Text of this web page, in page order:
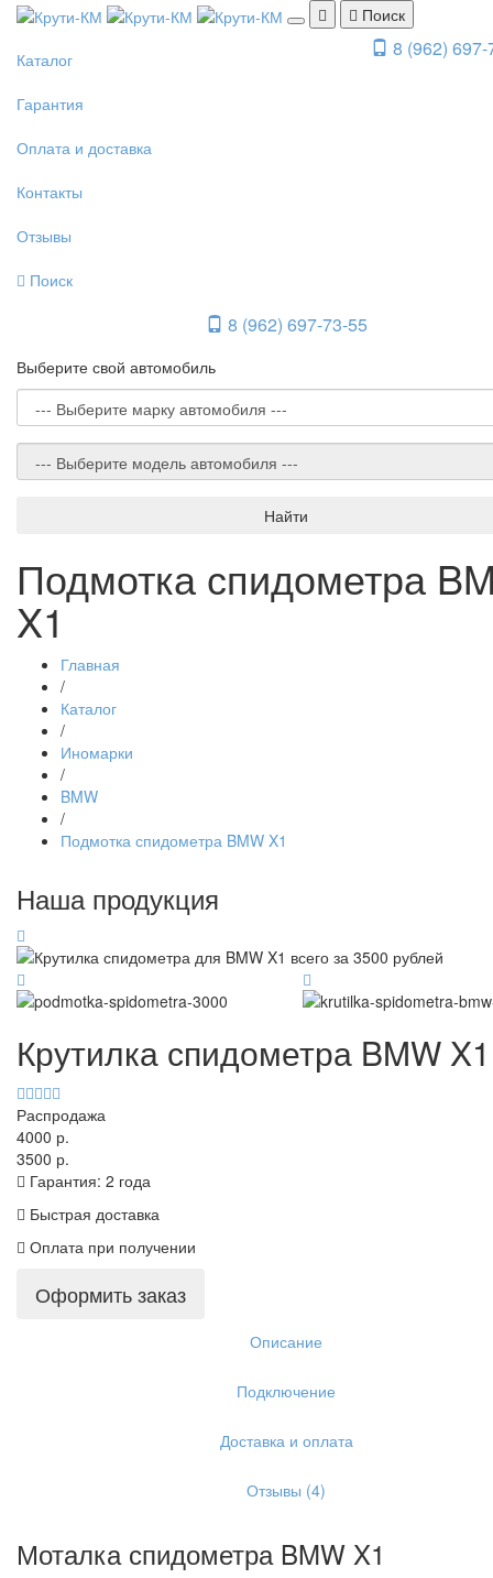
Поиск
8 (962)
Каталог
Гарантия
Оплата и доставка
Контакты
Отзывы
Поиск
8 (962) 697-73-55
Выберите свой автомобиль
Найти
Подмотка спидометра
X1
Главная
/
Каталог
/
Иномарки
/
BMW
/
Подмотка спидометра BMW X1
Наша продукция
Крутилка спидометра BMW X1
Распродажа
4000 р.
3500 р.
Гарантия: 2 года
Быстрая доставка
Оплата при получении
Оформить заказ
Описание
Подключение
Доставка и оплата
Отзывы (4)
Моталка спидометра BMW X1